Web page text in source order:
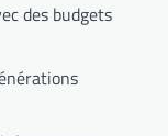
des budgets